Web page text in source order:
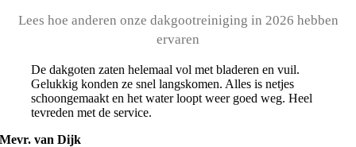
Lees hoe anderen onze dakgootreiniging in 2026 hebben
ervaren
De dakgoten zaten helemaal vol met bladeren en vuil.
Gelukkig konden ze snel langskomen. Alles is netjes
schoongemaakt en het water loopt weer goed weg. Heel
tevreden met de service.
Mevr. van Dijk